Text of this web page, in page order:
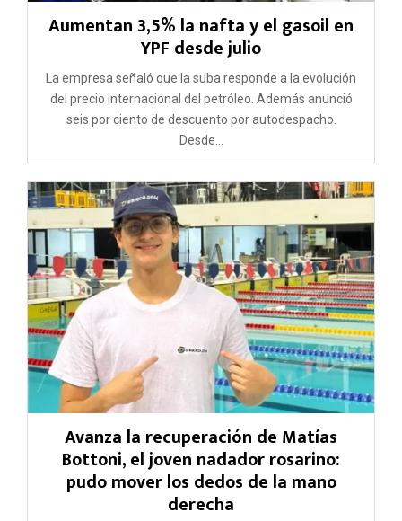
Aumentan 3,5% la nafta y el gasoil en
YPF desde julio
La empresa señaló que la suba responde a la evolución
del precio internacional del petróleo. Además anunció
seis por ciento de descuento por autodespacho.
Desde...
Avanza la recuperación de Matías
Bottoni, el joven nadador rosarino:
pudo mover los dedos de la mano
derecha